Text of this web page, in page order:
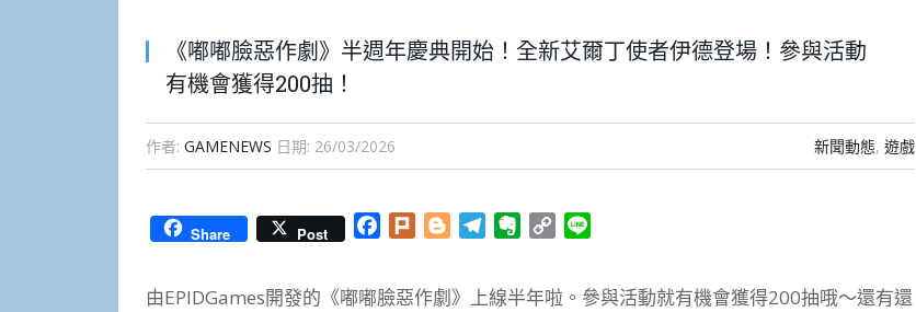
《嘟嘟臉惡作劇》半週年慶典開始！全新艾爾丁使者伊德登場！參與活動
有機會獲得200抽！
作者: GAMENEWS 日期: 26/03/2026 新聞動態, 遊戲
Share Post Facebook
Plurk BloggerTelegramEvernote
Copy
由EPIDGames開發的《嘟嘟臉惡作劇》上線半年啦。參與活動就有機會獲得200抽哦～還有還